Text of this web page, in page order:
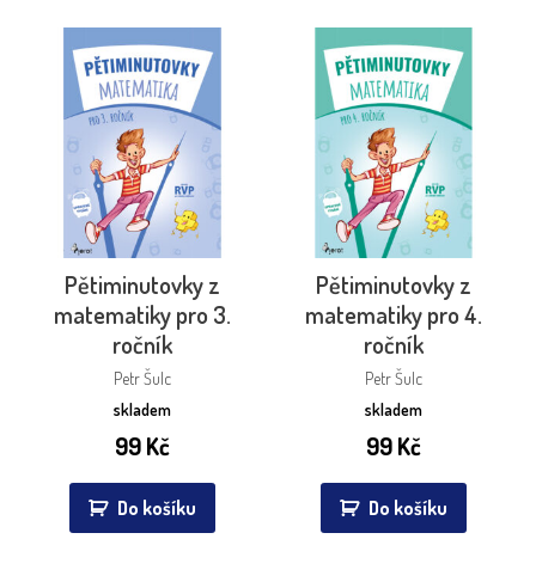
Pětiminutovky z
matematiky pro 3.
ročník
Petr Šulc
skladem
99Kč
Do košíku
Pětiminutovky z
matematiky pro 4.
ročník
Petr Šulc
skladem
99Kč
Do košíku